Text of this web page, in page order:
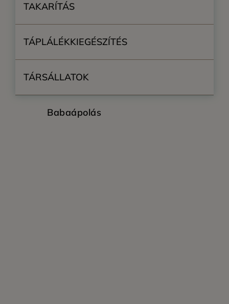
TAKARÍTÁS
TÁPLÁLÉKKIEGÉSZÍTÉS
TÁRSÁLLATOK
Babaápolás